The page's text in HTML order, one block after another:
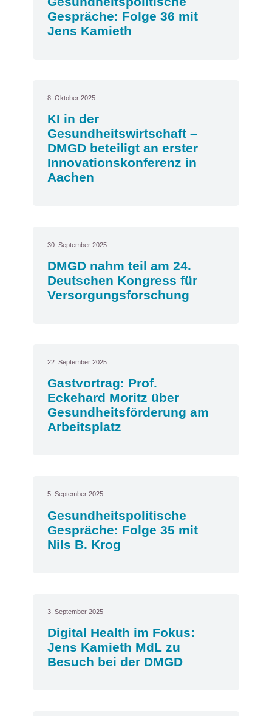
Gespräche: Folge 36 mit
Jens Kamieth
8. Oktober 2025
KI in der
Gesundheitswirtschaft –
DMGD beteiligt an erster
Innovationskonferenz in
Aachen
30. September 2025
DMGD nahm teil am 24.
Deutschen Kongress für
Versorgungsforschung
22. September 2025
Gastvortrag: Prof.
Eckehard Moritz über
Gesundheitsförderung am
Arbeitsplatz
5. September 2025
Gesundheitspolitische
Gespräche: Folge 35 mit
Nils B. Krog
3. September 2025
Digital Health im Fokus:
Jens Kamieth MdL zu
Besuch bei der DMGD